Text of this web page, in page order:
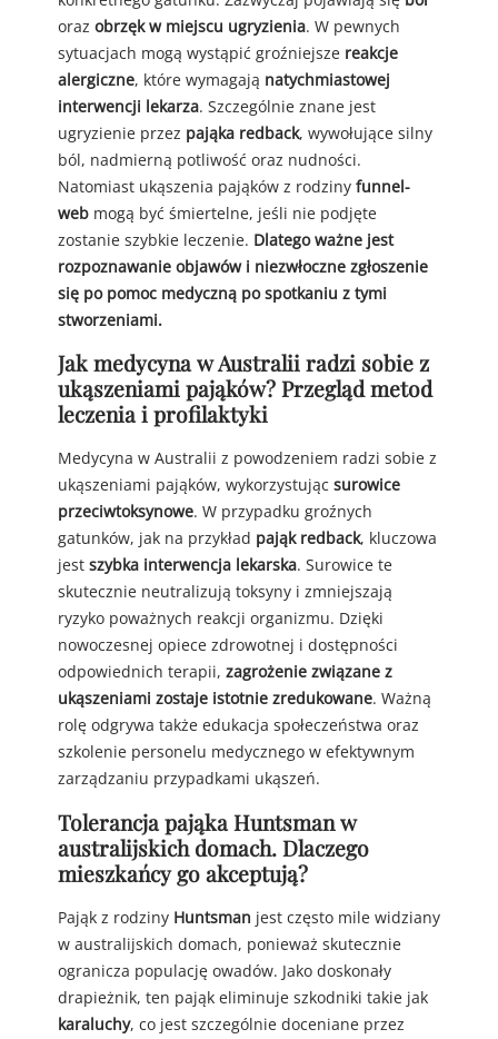
oraz obrzęk w miejscu ugryzienia. W pewnych
sytuacjach mogą wystąpić groźniejsze reakcje
alergiczne, które wymagają natychmiastowej
interwencji lekarza. Szczególnie znane jest
ugryzienie przez pająka redback, wywołujące silny
ból, nadmierną potliwość oraz nudności.
Natomiast ukąszenia pająków z rodziny funnel-
web mogą być śmiertelne, jeśli nie podjęte
zostanie szybkie leczenie. Dlatego ważne jest
rozpoznawanie objawów i niezwłoczne zgłoszenie
się po pomoc medyczną po spotkaniu z tymi
stworzeniami.
Jak medycyna w Australii radzi sobie z
ukąszeniami pająków? Przegląd metod
leczenia i profilaktyki
Medycyna w Australii z powodzeniem radzi sobie z
ukąszeniami pająków, wykorzystując surowice
przeciwtoksynowe. W przypadku groźnych
gatunków, jak na przykład pająk redback, kluczowa
jest szybka interwencja lekarska. Surowice te
skutecznie neutralizują toksyny i zmniejszają
ryzyko poważnych reakcji organizmu. Dzięki
nowoczesnej opiece zdrowotnej i dostępności
odpowiednich terapii, zagrożenie związane z
ukąszeniami zostaje istotnie zredukowane. Ważną
rolę odgrywa także edukacja społeczeństwa oraz
szkolenie personelu medycznego w efektywnym
zarządzaniu przypadkami ukąszeń.
Tolerancja pająka Huntsman w
australijskich domach. Dlaczego
mieszkańcy go akceptują?
Pająk z rodziny Huntsman jest często mile widziany
w australijskich domach, ponieważ skutecznie
ogranicza populację owadów. Jako doskonały
drapieżnik, ten pająk eliminuje szkodniki takie jak
karaluchy, co jest szczególnie doceniane przez